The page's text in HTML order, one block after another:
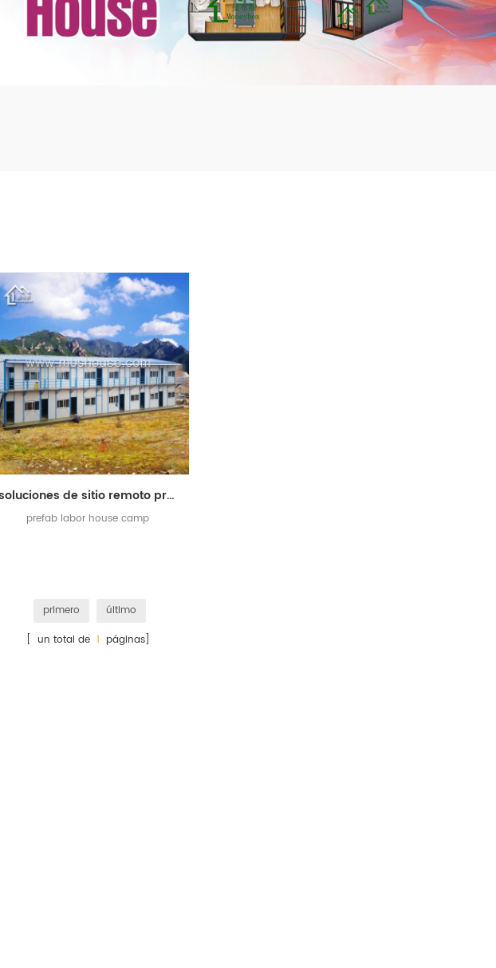
soluciones de sitio remoto prefabricadas de campo de trabajo
prefab labor house camp
primero
último
[ un total de 1 páginas]
mbshou
se.com